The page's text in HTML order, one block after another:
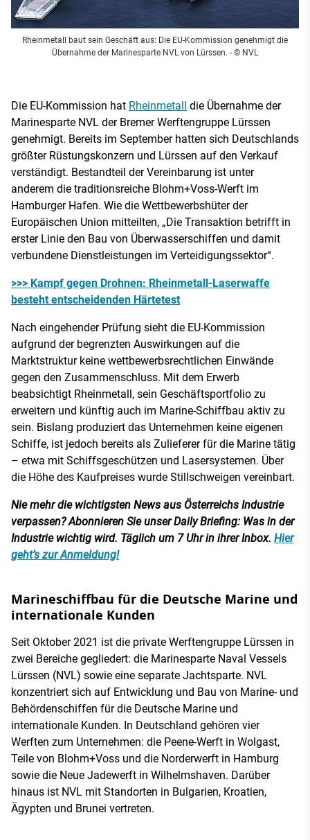
Rheinmetall baut sein Geschäft aus: Die EU-Kommission genehmigt die
Übernahme der Marinesparte NVL von Lürssen. - © NVL
Die EU-Kommission hat Rheinmetall die Übernahme der
Marinesparte NVL der Bremer Werftengruppe Lürssen
genehmigt. Bereits im September hatten sich Deutschlands
größter Rüstungskonzern und Lürssen auf den Verkauf
verständigt. Bestandteil der Vereinbarung ist unter
anderem die traditionsreiche Blohm+Voss-Werft im
Hamburger Hafen. Wie die Wettbewerbshüter der
Europäischen Union mitteilten, „Die Transaktion betrifft in
erster Linie den Bau von Überwasserschiffen und damit
verbundene Dienstleistungen im Verteidigungssektor“.
>>> Kampf gegen Drohnen: Rheinmetall-Laserwaffe
besteht entscheidenden Härtetest
Nach eingehender Prüfung sieht die EU-Kommission
aufgrund der begrenzten Auswirkungen auf die
Marktstruktur keine wettbewerbsrechtlichen Einwände
gegen den Zusammenschluss. Mit dem Erwerb
beabsichtigt Rheinmetall, sein Geschäftsportfolio zu
erweitern und künftig auch im Marine-Schiffbau aktiv zu
sein. Bislang produziert das Unternehmen keine eigenen
Schiffe, ist jedoch bereits als Zulieferer für die Marine tätig
– etwa mit Schiffsgeschützen und Lasersystemen. Über
die Höhe des Kaufpreises wurde Stillschweigen vereinbart.
Nie mehr die wichtigsten News aus Österreichs Industrie
verpassen? Abonnieren Sie unser Daily Briefing: Was in der
Industrie wichtig wird. Täglich um 7 Uhr in ihrer Inbox. Hier
geht’s zur Anmeldung!
Marineschiffbau für die Deutsche Marine und
internationale Kunden
Seit Oktober 2021 ist die private Werftengruppe Lürssen in
zwei Bereiche gegliedert: die Marinesparte Naval Vessels
Lürssen (NVL) sowie eine separate Jachtsparte. NVL
konzentriert sich auf Entwicklung und Bau von Marine- und
Behördenschiffen für die Deutsche Marine und
internationale Kunden. In Deutschland gehören vier
Werften zum Unternehmen: die Peene-Werft in Wolgast,
Teile von Blohm+Voss und die Norderwerft in Hamburg
sowie die Neue Jadewerft in Wilhelmshaven. Darüber
hinaus ist NVL mit Standorten in Bulgarien, Kroatien,
Ägypten und Brunei vertreten.